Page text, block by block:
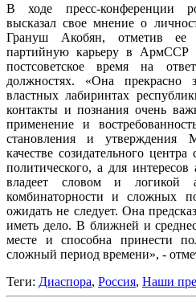
В ходе пресс-конференции
высказал свое мнение о
Грануш Акобян, отметив ее
партийную карьеру в
постсоветское время на
должностях. «Она прекрасно
властных лабиринтах
контакты и познания очень
применение и
становления и утверждения
качестве созидательного
политического, а для
владеет словом и логикой
комбинаторности и сложных
ожидать не следует. Она
иметь дело. В ближней и
месте и способна принести
сложный период времени», -
Теги: Диаспора, Россия, Наши